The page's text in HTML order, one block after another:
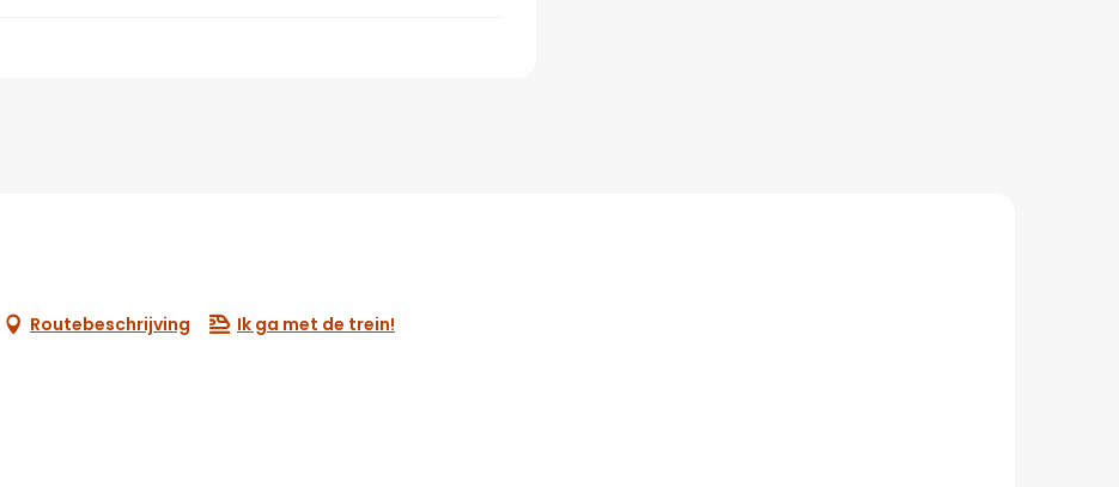
Routebeschrijving Ik ga met de trein!